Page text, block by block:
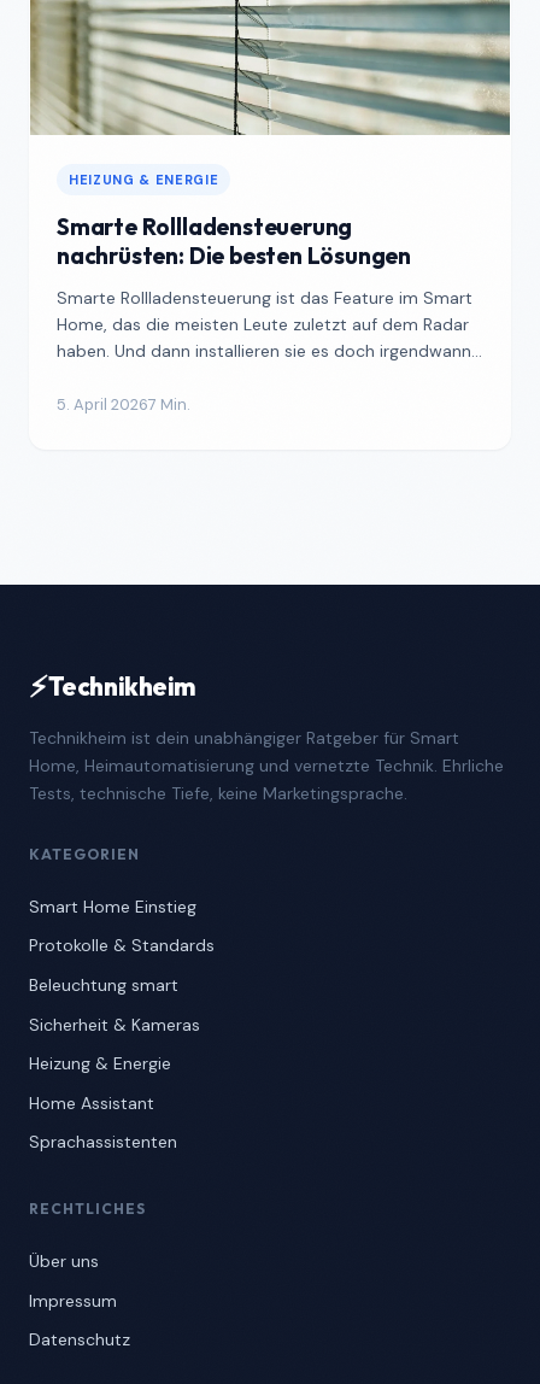
HEIZUNG & ENERGIE
Smarte Rollladensteuerung
nachrüsten: Die besten Lösungen
Smarte Rollladensteuerung ist das Feature im Smart
Home, das die meisten Leute zuletzt auf dem Radar
haben. Und dann installieren sie es doch irgendwann,
5. April 20267 Min.
⚡Technikheim
Technikheim ist dein unabhängiger Ratgeber für Smart
Home, Heimautomatisierung und vernetzte Technik. Ehrliche
Tests, technische Tiefe, keine Marketingsprache.
KATEGORIEN
Smart Home Einstieg
Protokolle & Standards
Beleuchtung smart
Sicherheit & Kameras
Heizung & Energie
Home Assistant
Sprachassistenten
RECHTLICHES
Über uns
Impressum
Datenschutz